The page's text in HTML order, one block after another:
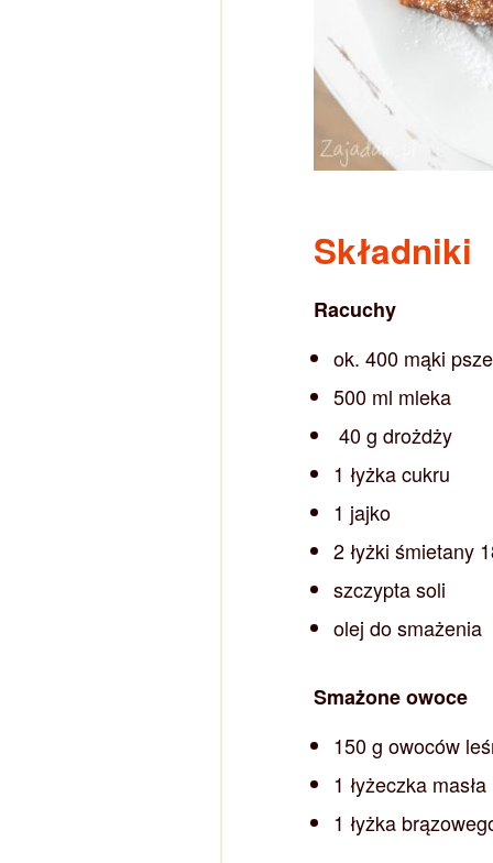
Składniki
Racuchy
ok. 400 mąki
500 ml mleka
40 g drożdży
1 łyżka cukru
1 jajko
2 łyżki śmietany
szczypta soli
olej do smażenia
Smażone owoce
150 g owoców
1 łyżeczka masła
1 łyżka